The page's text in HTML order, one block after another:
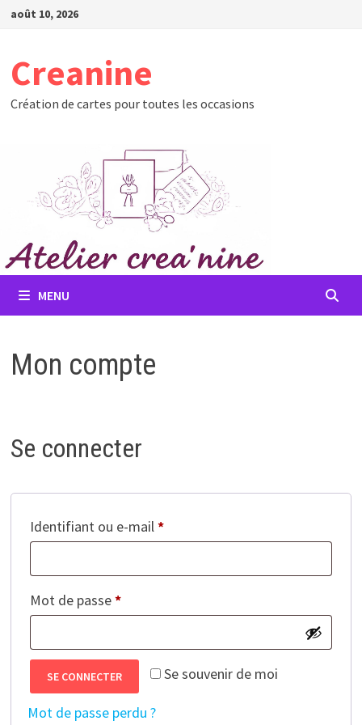
Passer
août 10, 2026
Creanine
Création de cartes pour toutes les occasions
MENU
Mon compte
Se connecter
Identifiant ou e-mail*Obligatoire
Mot de passe*Obligatoire
Se souvenir de moi
SE CONNECTER
Mot de passe perdu ?